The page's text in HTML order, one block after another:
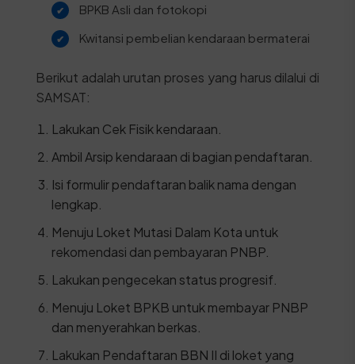
BPKB Asli dan fotokopi
Kwitansi pembelian kendaraan bermaterai
Berikut adalah urutan proses yang harus dilalui di
SAMSAT:
Lakukan Cek Fisik kendaraan.
Ambil Arsip kendaraan di bagian pendaftaran.
Isi formulir pendaftaran balik nama dengan
lengkap.
Menuju Loket Mutasi Dalam Kota untuk
rekomendasi dan pembayaran PNBP.
Lakukan pengecekan status progresif.
Menuju Loket BPKB untuk membayar PNBP
dan menyerahkan berkas.
Lakukan Pendaftaran BBN II di loket yang